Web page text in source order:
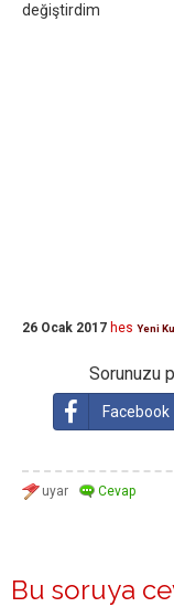
değiştirdim
26 Ocak 2017 hes Yeni
Sorunuzu
Facebook
Bu soruya